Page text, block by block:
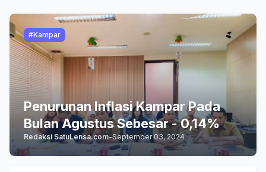
#Kampar
Penurunan Inflasi Kampar Pada
Bulan Agustus Sebesar - 0,14%
Redaksi SatuLensa.com-September 03, 2024